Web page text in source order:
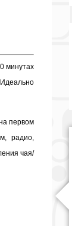
минутах
первом
радио,
чая/